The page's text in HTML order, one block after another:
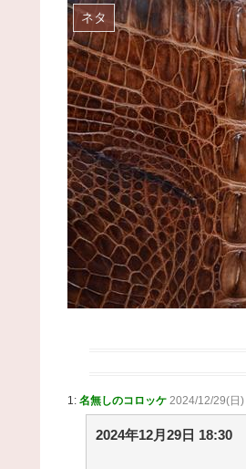
【政府】高市総理「物
に定着させる」 国家公
勧告を受け / まとめるZ
我が家は長毛種3匹が
こネットワークで聞きつ
とめるZ NEW! (8/8 17:04)
ちょっと前にヤフオク
まとめるZ NEW! (8/8 17:04)
スポーツ漫画「最初か
りました」「他競技から
Z NEW! (8/8 17:04)
【画像】障害持ち社長
もモテるという事を証明
ナ！ NEW! (8/8 14:29)
【画像】QカップJDさ
がパツパツになってしま
NEW! (8/8 14:29)
【悲報】岡本和真さん
36歳の彼女と結婚した
から信じられない言葉が
ドライン (12/24 07:00)
ネタ
1: 名無しのコロッケ 2024/12/29(日
2024年12月29日 18:30